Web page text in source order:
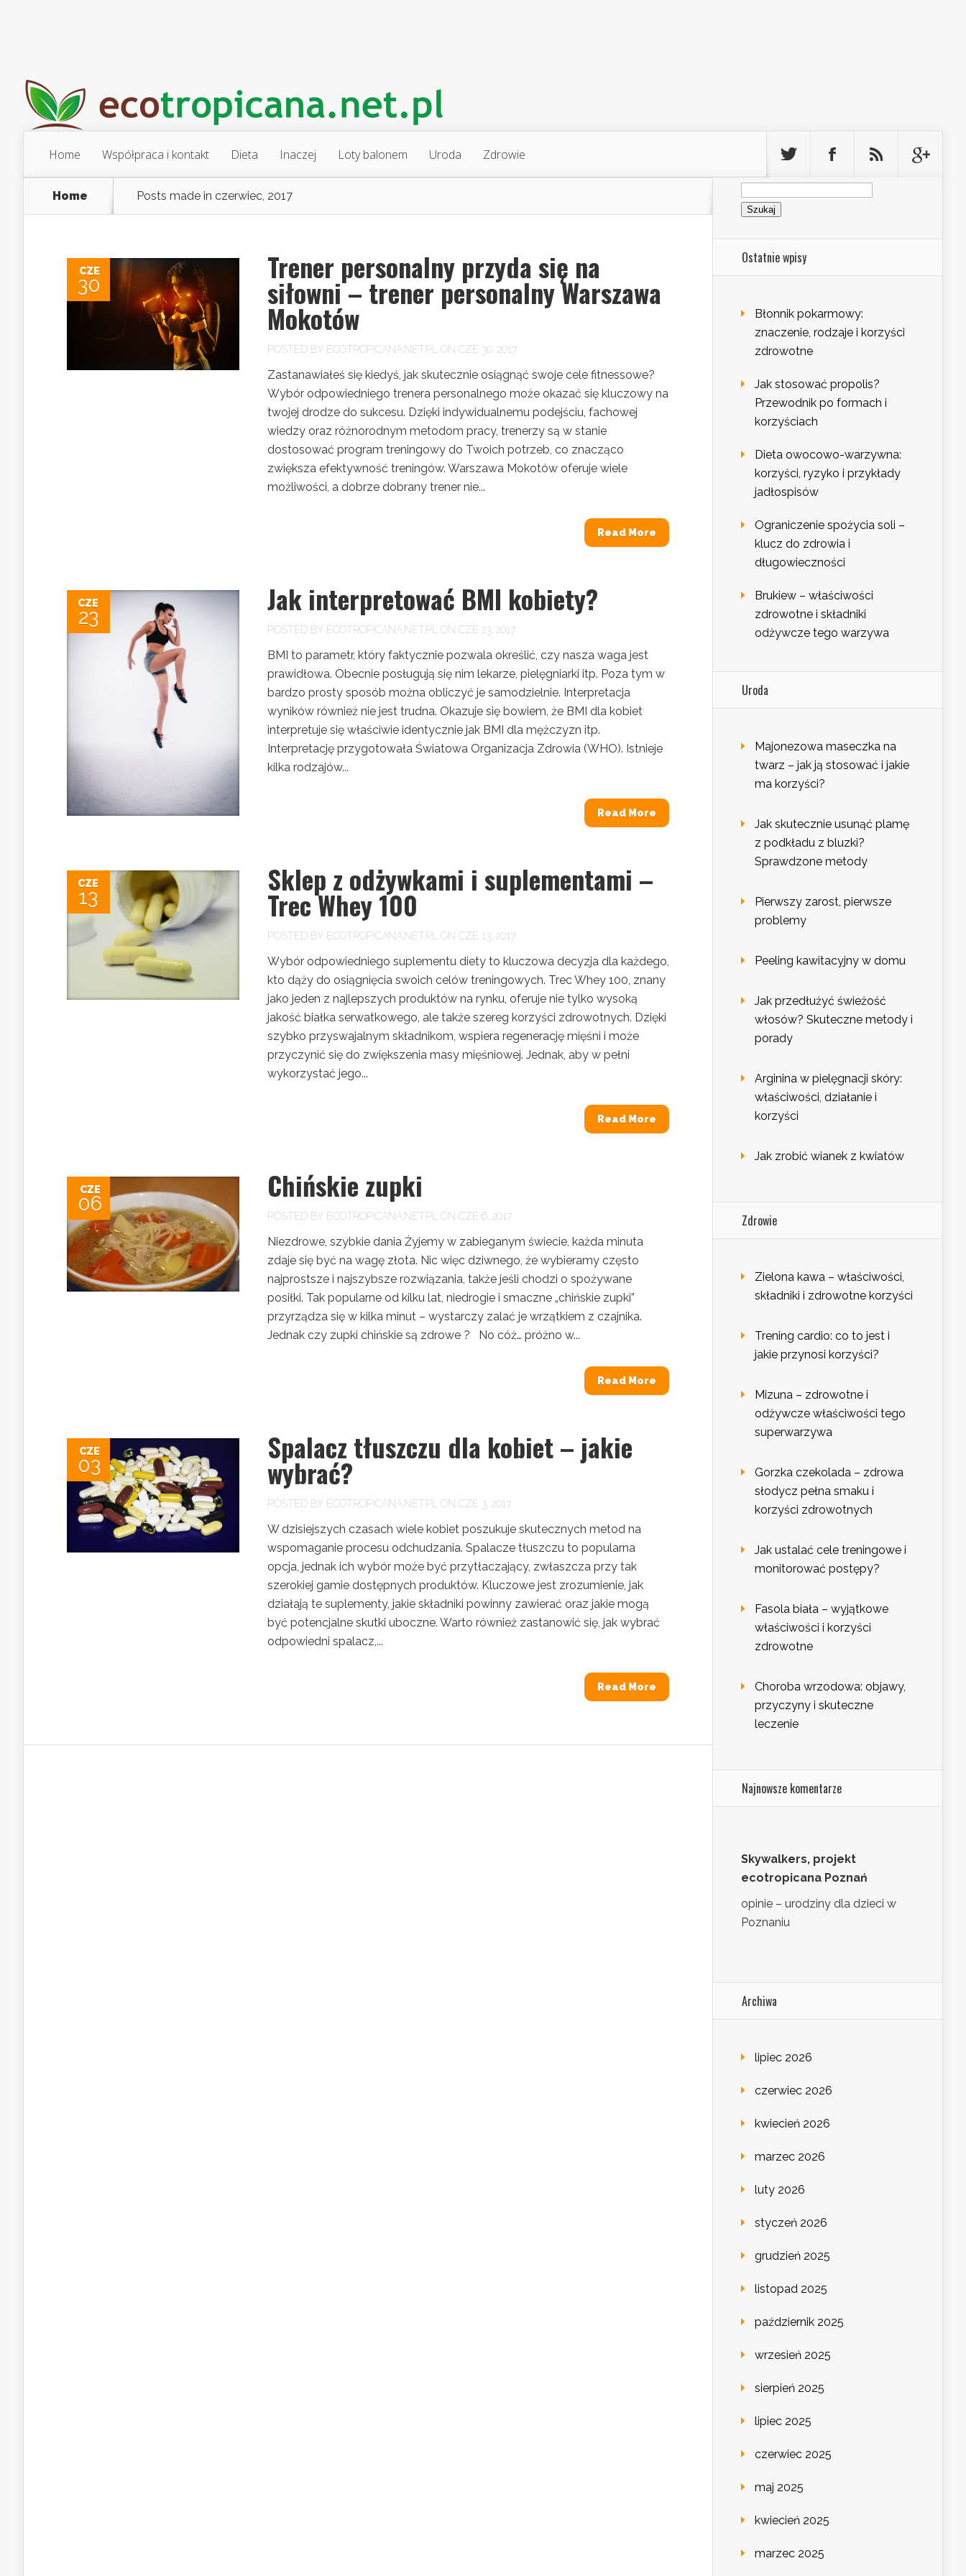
Home Współpraca i kontakt Dieta Inaczej Loty balonem Uroda Zdrowie
Home Posts made in czerwiec, 2017
CZE
30 Trener personalny przyda się na
siłowni – trener personalny Warszawa
Mokotów
POSTED BY ECOTROPICANA.NET.PL ON CZE 30, 2017
Zastanawiałeś się kiedyś, jak skutecznie osiągnąć swoje cele fitnessowe?
Wybór odpowiedniego trenera personalnego może okazać się kluczowy na
twojej drodze do sukcesu. Dzięki indywidualnemu podejściu, fachowej
wiedzy oraz różnorodnym metodom pracy, trenerzy są w stanie
dostosować program treningowy do Twoich potrzeb, co znacząco
zwiększa efektywność treningów. Warszawa Mokotów oferuje wiele
możliwości, a dobrze dobrany trener nie...
Read More
CZE
23 Jak interpretować BMI kobiety?
POSTED BY ECOTROPICANA.NET.PL ON CZE 23, 2017
BMI to parametr, który faktycznie pozwala określić, czy nasza waga jest
prawidłowa. Obecnie posługują się nim lekarze, pielęgniarki itp. Poza tym w
bardzo prosty sposób można obliczyć je samodzielnie. Interpretacja
wyników również nie jest trudna. Okazuje się bowiem, że BMI dla kobiet
interpretuje się właściwie identycznie jak BMI dla mężczyzn itp.
Interpretację przygotowała Światowa Organizacja Zdrowia (WHO). Istnieje
kilka rodzajów...
Read More
CZE
13 Sklep z odżywkami i suplementami –
Trec Whey 100
POSTED BY ECOTROPICANA.NET.PL ON CZE 13, 2017
Wybór odpowiedniego suplementu diety to kluczowa decyzja dla każdego,
kto dąży do osiągnięcia swoich celów treningowych. Trec Whey 100, znany
jako jeden z najlepszych produktów na rynku, oferuje nie tylko wysoką
jakość białka serwatkowego, ale także szereg korzyści zdrowotnych. Dzięki
szybko przyswajalnym składnikom, wspiera regenerację mięśni i może
przyczynić się do zwiększenia masy mięśniowej. Jednak, aby w pełni
wykorzystać jego...
Read More
CZE
06 Chińskie zupki
POSTED BY ECOTROPICANA.NET.PL ON CZE 6, 2017
Niezdrowe, szybkie dania Żyjemy w zabieganym świecie, każda minuta
zdaje się być na wagę złota. Nic więc dziwnego, że wybieramy często
najprostsze i najszybsze rozwiązania, także jeśli chodzi o spożywane
posiłki. Tak popularne od kilku lat, niedrogie i smaczne „chińskie zupki”
przyrządza się w kilka minut – wystarczy zalać je wrzątkiem z czajnika.
Jednak czy zupki chińskie są zdrowe ? No cóż… próżno w...
Read More
CZE
03 Spalacz tłuszczu dla kobiet – jakie
wybrać?
POSTED BY ECOTROPICANA.NET.PL ON CZE 3, 2017
W dzisiejszych czasach wiele kobiet poszukuje skutecznych metod na
wspomaganie procesu odchudzania. Spalacze tłuszczu to popularna
opcja, jednak ich wybór może być przytłaczający, zwłaszcza przy tak
szerokiej gamie dostępnych produktów. Kluczowe jest zrozumienie, jak
działają te suplementy, jakie składniki powinny zawierać oraz jakie mogą
być potencjalne skutki uboczne. Warto również zastanowić się, jak wybrać
odpowiedni spalacz,...
Read More
Szukaj:
Ostatnie wpisy
Błonnik pokarmowy:
znaczenie, rodzaje i korzyści
zdrowotne
Jak stosować propolis?
Przewodnik po formach i
korzyściach
Dieta owocowo-warzywna:
korzyści, ryzyko i przykłady
jadłospisów
Ograniczenie spożycia soli –
klucz do zdrowia i
długowieczności
Brukiew – właściwości
zdrowotne i składniki
odżywcze tego warzywa
Uroda
Majonezowa maseczka na
twarz – jak ją stosować i jakie
ma korzyści?
Jak skutecznie usunąć plamę
z podkładu z bluzki?
Sprawdzone metody
Pierwszy zarost, pierwsze
problemy
Peeling kawitacyjny w domu
Jak przedłużyć świeżość
włosów? Skuteczne metody i
porady
Arginina w pielęgnacji skóry:
właściwości, działanie i
korzyści
Jak zrobić wianek z kwiatów
Zdrowie
Zielona kawa – właściwości,
składniki i zdrowotne korzyści
Trening cardio: co to jest i
jakie przynosi korzyści?
Mizuna – zdrowotne i
odżywcze właściwości tego
superwarzywa
Gorzka czekolada – zdrowa
słodycz pełna smaku i
korzyści zdrowotnych
Jak ustalać cele treningowe i
monitorować postępy?
Fasola biała – wyjątkowe
właściwości i korzyści
zdrowotne
Choroba wrzodowa: objawy,
przyczyny i skuteczne
leczenie
Najnowsze komentarze
Skywalkers, projekt
ecotropicana Poznań
opinie – urodziny dla dzieci w
Poznaniu
Archiwa
lipiec 2026
czerwiec 2026
kwiecień 2026
marzec 2026
luty 2026
styczeń 2026
grudzień 2025
listopad 2025
październik 2025
wrzesień 2025
sierpień 2025
lipiec 2025
czerwiec 2025
maj 2025
kwiecień 2025
marzec 2025